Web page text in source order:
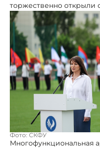
торжественно открыли
Фото: СКФУ
Многофункциональная